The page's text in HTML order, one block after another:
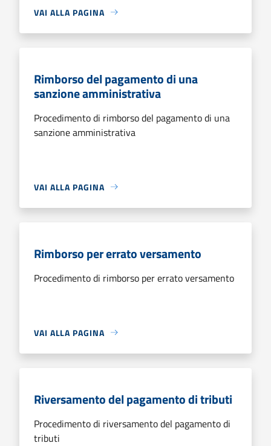
VAI ALLA PAGINA
Rimborso del pagamento di una
sanzione amministrativa
Procedimento di rimborso del pagamento di una
sanzione amministrativa
VAI ALLA PAGINA
Rimborso per errato versamento
Procedimento di rimborso per errato versamento
VAI ALLA PAGINA
Riversamento del pagamento di tributi
Procedimento di riversamento del pagamento di
tributi